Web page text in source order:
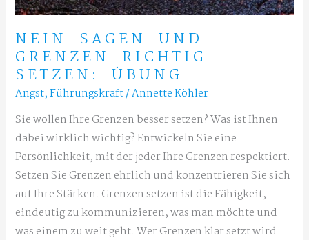
NEIN SAGEN UND
GRENZEN RICHTIG
SETZEN: ÜBUNG
Angst,Führungskraft/Annette Köhler
Sie wollen Ihre Grenzen besser setzen? Was ist Ihnen
dabei wirklich wichtig? Entwickeln Sie eine
Persönlichkeit, mit der jeder Ihre Grenzen respektiert.
Setzen Sie Grenzen ehrlich und konzentrieren Sie sich
auf Ihre Stärken. Grenzen setzen ist die Fähigkeit,
eindeutig zu kommunizieren, was man möchte und
was einem zu weit geht. Wer Grenzen klar setzt wird